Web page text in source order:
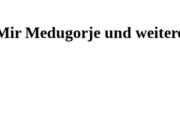
Medugorje und